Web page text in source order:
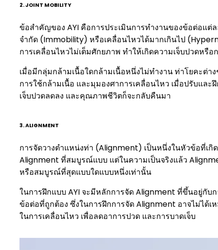
2. JOINT MOBILITY
ข้อสำคัญของ AYI คือการประเมินการทำงานของข้อต่อแ
จำกัด (Immobility) หรือเคลื่อนไหวได้มากเกินไป
การเคลื่อนไหวไม่เต็มศักยภาพ ทำให้เกิดความเจ็บปวดหรือ
เมื่อมีกลุ่มกล้ามเนื้อใดกล้ามเนื้อหนึ่งไม่ทำงาน ท่าโยคะต่า
การใช้กล้ามเนื้อ และมุมองศาการเคลื่อนไหว เมื่อปรับแล
เจ็บปวดลดลง และคุณภาพชีวิตก็จะกลับคืนมา
3. ALIGNMENT
การจัดวางตำแหน่งท่า (Alignment) เป็นหนึ่งในหัวข้อที่เกิ
Alignment ที่สมบูรณ์แบบ แต่ในความเป็นจริงแล้ว
หรือสมบูรณ์ที่สุดแบบใดแบบหนึ่งเท่านั้น
ในการฝึกแบบ AYI จะมีหลักการจัด Alignment ที่ขึ้นอยู่กับ
ข้อต่อที่ถูกต้อง ซึ่งในการฝึกการจัด Alignment อาจไม่ไ
ในการเคลื่อนไหว เพื่อลดอาการปวด และการบาดเจ็บ